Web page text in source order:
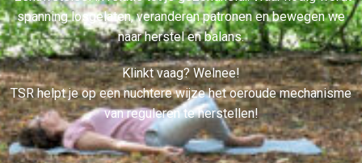
spanning losgelaten, veranderen patronen en bewegen we
naar herstel en balans.
Klinkt vaag? Welnee!
TSR helpt je op een nuchtere wijze het oeroude mechanisme
van reguleren te herstellen!